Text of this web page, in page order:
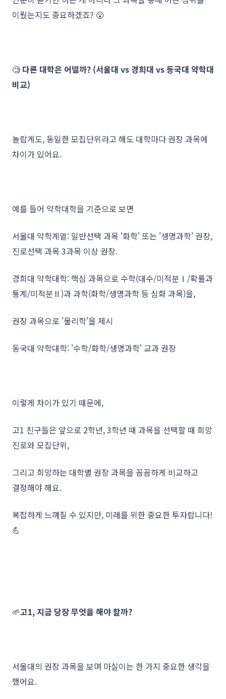
이뤘는지도 중요하겠죠? 😮
🧐 다른 대학은 어떨까? (서울대 vs 경희대 vs 동국대 약학대
비교)
놀랍게도, 동일한 모집단위라고 해도 대학마다 권장 과목에
차이가 있어요.
예를 들어 약학대학을 기준으로 보면
서울대 약학계열: 일반선택 과목 '화학' 또는 '생명과학' 권장,
진로선택 과목 3과목 이상 권장.
경희대 약학대학: 핵심 과목으로 수학(대수/미적분Ⅰ/확률과
통계/미적분Ⅱ)과 과학(화학/생명과학 등 심화 과목)을,
권장 과목으로 '물리학'을 제시
동국대 약학대학: '수학/화학/생명과학' 교과 권장
이렇게 차이가 있기 때문에,
고1 친구들은 앞으로 2학년, 3학년 때 과목을 선택할 때 희망
진로와 모집단위,
그리고 희망하는 대학별 권장 과목을 꼼꼼하게 비교하고
결정해야 해요.
복잡하게 느껴질 수 있지만, 미래를 위한 중요한 투자랍니다!
💪
🌱고1, 지금 당장 무엇을 해야 할까?
서울대의 권장 과목을 보며 마실이는 한 가지 중요한 생각을
했어요.